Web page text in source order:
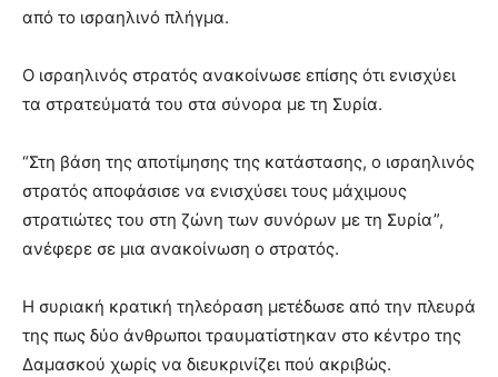
από το ισραηλινό πλήγμα.
Ο ισραηλινός στρατός ανακοίνωσε επίσης ότι ενισχύει
τα στρατεύματά του στα σύνορα με τη Συρία.
“Στη βάση της αποτίμησης της κατάστασης, ο ισραηλινός
στρατός αποφάσισε να ενισχύσει τους μάχιμους
στρατιώτες του στη ζώνη των συνόρων με τη Συρία”,
ανέφερε σε μια ανακοίνωση ο στρατός.
Η συριακή κρατική τηλεόραση μετέδωσε από την πλευρά
της πως δύο άνθρωποι τραυματίστηκαν στο κέντρο της
Δαμασκού χωρίς να διευκρινίζει πού ακριβώς.